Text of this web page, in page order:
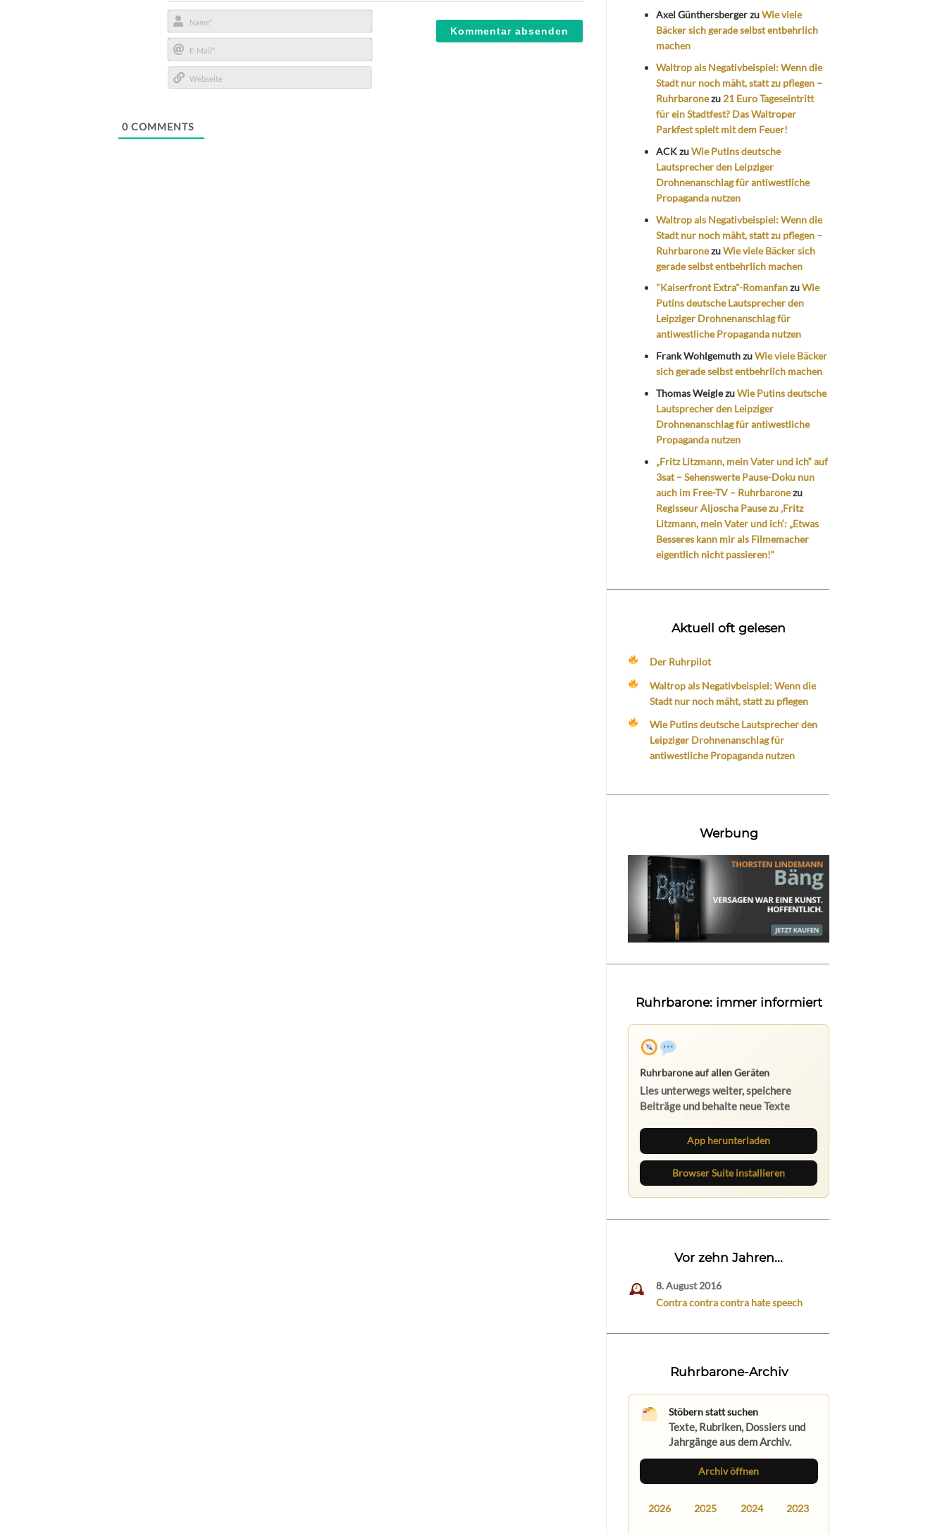
Name*
E-
Mail*
0 COMMENTS
Axel GünthersbergerzuWie viele
Bäcker sich gerade selbst entbehrlich
machen
Waltrop als Negativbeispiel: Wenn die
Stadt nur noch mäht, statt zu pflegen –
Ruhrbaronezu 21 Euro Tageseintritt
für ein Stadtfest? Das Waltroper
Parkfest spielt mit dem Feuer!
ACKzuWie Putins deutsche
Lautsprecher den Leipziger
Drohnenanschlag für antiwestliche
Propaganda nutzen
Waltrop als Negativbeispiel: Wenn die
Stadt nur noch mäht, statt zu pflegen –
RuhrbaronezuWie viele Bäcker sich
gerade selbst entbehrlich machen
"Kaiserfront Extra"-RomanfanzuWie
Putins deutsche Lautsprecher den
Leipziger Drohnenanschlag für
antiwestliche Propaganda nutzen
Frank WohlgemuthzuWie viele Bäcker
sich gerade selbst entbehrlich machen
Thomas WeiglezuWie Putins deutsche
Lautsprecher den Leipziger
Drohnenanschlag für antiwestliche
Propaganda nutzen
„Fritz Litzmann, mein Vater und ich“ auf
3sat – Sehenswerte Pause-Doku nun
auch im Free-TV – Ruhrbaronezu
Regisseur Aljoscha Pause zu ‚Fritz
Litzmann, mein Vater und ich‘: „Etwas
Besseres kann mir als Filmemacher
eigentlich nicht passieren!“
Aktuell oft gelesen
Der Ruhrpilot
Waltrop als Negativbeispiel: Wenn die
Stadt nur noch mäht, statt zu pflegen
Wie Putins deutsche Lautsprecher den
Leipziger Drohnenanschlag für
antiwestliche Propaganda nutzen
Werbung
Ruhrbarone: immer informiert
App herunterladen
Browser Suite installieren
Vor zehn Jahren...
8. August 2016
Contra contra contra hate speech
Ruhrbarone-Archiv
Stöbern statt suchen
Texte, Rubriken, Dossiers und
Jahrgänge aus dem Archiv.
Archiv öffnen
2026 2025 2024 2023